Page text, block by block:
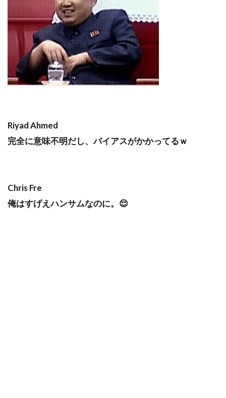
Riyad Ahmed
完全に意味不明だし、バイアスがかかってるｗ
Chris Fre
俺はすげえハンサムなのに。😌